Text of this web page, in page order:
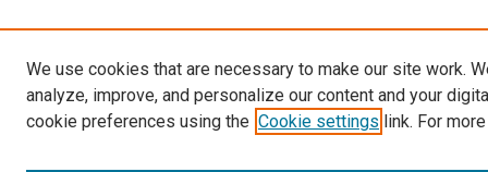
We use cookies that are necessary to make our site work.
analyze, improve, and personalize our content and your
cookie preferences using the Cookie settings link. For